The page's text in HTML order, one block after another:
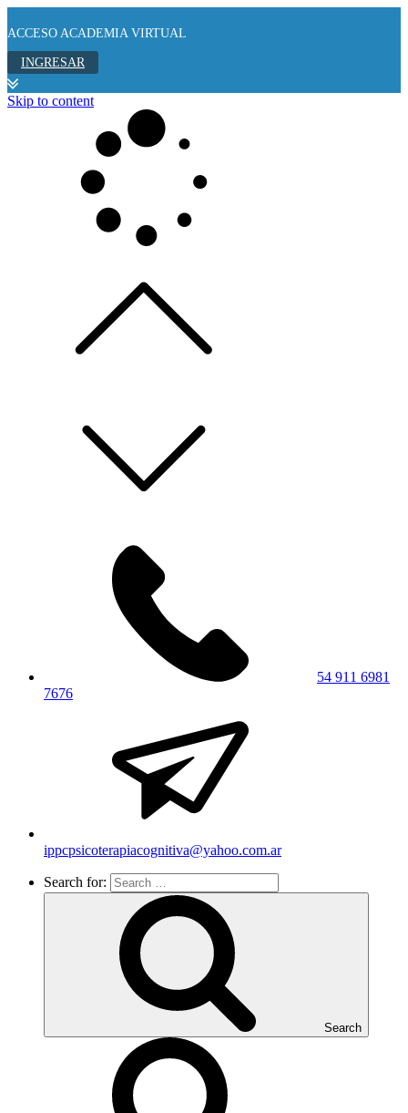
ACCESO ACADEMIA VIRTUAL
INGRESAR
Skip to content
54 911 6981
7676
ippcpsicoterapiacognitiva@yahoo.com.ar
Search for:
Search